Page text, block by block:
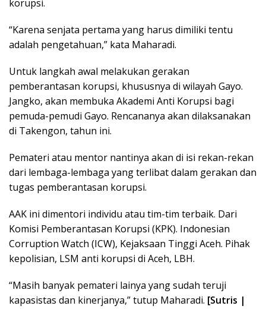
korupsi.
“Karena senjata pertama yang harus dimiliki tentu
adalah pengetahuan,” kata Maharadi.
Untuk langkah awal melakukan gerakan
pemberantasan korupsi, khususnya di wilayah Gayo.
Jangko, akan membuka Akademi Anti Korupsi bagi
pemuda-pemudi Gayo. Rencananya akan dilaksanakan
di Takengon, tahun ini.
Pemateri atau mentor nantinya akan di isi rekan-rekan
dari lembaga-lembaga yang terlibat dalam gerakan dan
tugas pemberantasan korupsi.
AAK ini dimentori individu atau tim-tim terbaik. Dari
Komisi Pemberantasan Korupsi (KPK). Indonesian
Corruption Watch (ICW), Kejaksaan Tinggi Aceh. Pihak
kepolisian, LSM anti korupsi di Aceh, LBH.
“Masih banyak pemateri lainya yang sudah teruji
kapasistas dan kinerjanya,” tutup Maharadi. [Sutris |